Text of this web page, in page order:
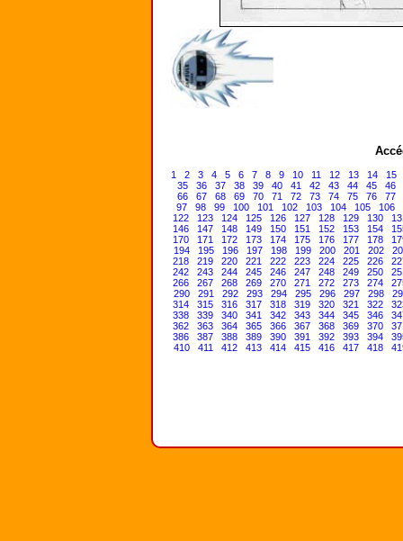
1 2 3 4 5 6 7 8 9 10 11 12 13 14
15
35
36 37 38 39 40 41 42 43 44 45
46
66
67 68 69 70 71 72 73 74 75 76
77
97
98 99 100 101 102 103 104 105
106
122
123 124 125 126 127 128 129 130
146
147 148 149 150 151 152 153 154
170
171 172 173 174 175 176 177 178
194
195 196 197 198 199 200 201 202
218
219 220 221 222 223 224 225 226
242
243 244 245 246 247 248 249 250
266
267 268 269 270 271 272 273 274
290
291 292 293 294 295 296 297 298
314
315 316 317 318 319 320 321 322
338
339 340 341 342 343 344 345 346
362
363 364 365 366 367 368 369 370
386
387 388 389 390 391 392 393 394
410
411 412 413 414 415 416 417 418